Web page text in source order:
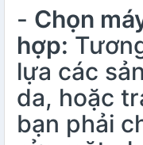
- Chọn
hợp:
lựa các
da, hoặc
bạn phải